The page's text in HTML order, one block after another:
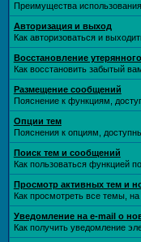
Преимущества
Авторизация и выход
Как авторизоваться и
Восстановление
Как восстановить забытый
Размещение сообщений
Пояснение к функциям,
Опции тем
Пояснения к опциям,
Поиск тем и сообщений
Как пользоваться функцией
Просмотр активных тем и
Как просмотреть все темы,
Уведомление на е-mail о
Как получить уведомление